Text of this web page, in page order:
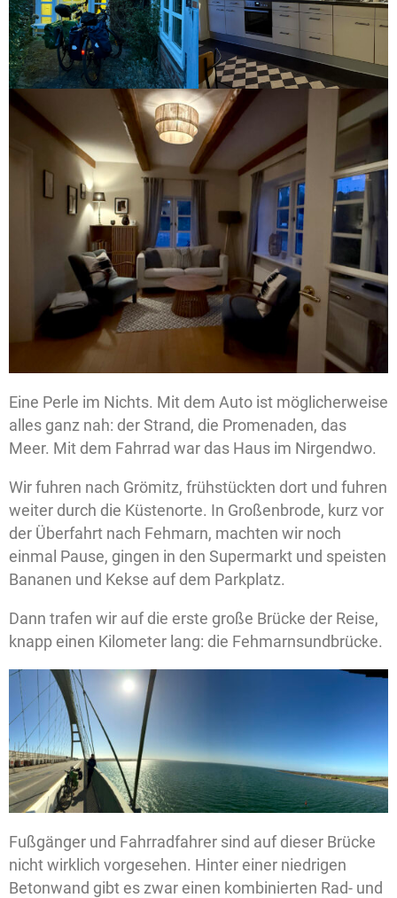
Eine Perle im Nichts. Mit dem Auto ist möglicherweise
alles ganz nah: der Strand, die Promenaden, das
Meer. Mit dem Fahrrad war das Haus im Nirgendwo.
Wir fuhren nach Grömitz, frühstückten dort und fuhren
weiter durch die Küstenorte. In Großenbrode, kurz vor
der Überfahrt nach Fehmarn, machten wir noch
einmal Pause, gingen in den Supermarkt und speisten
Bananen und Kekse auf dem Parkplatz.
Dann trafen wir auf die erste große Brücke der Reise,
knapp einen Kilometer lang: die Fehmarnsundbrücke.
Fußgänger und Fahrradfahrer sind auf dieser Brücke
nicht wirklich vorgesehen. Hinter einer niedrigen
Betonwand gibt es zwar einen kombinierten Rad- und